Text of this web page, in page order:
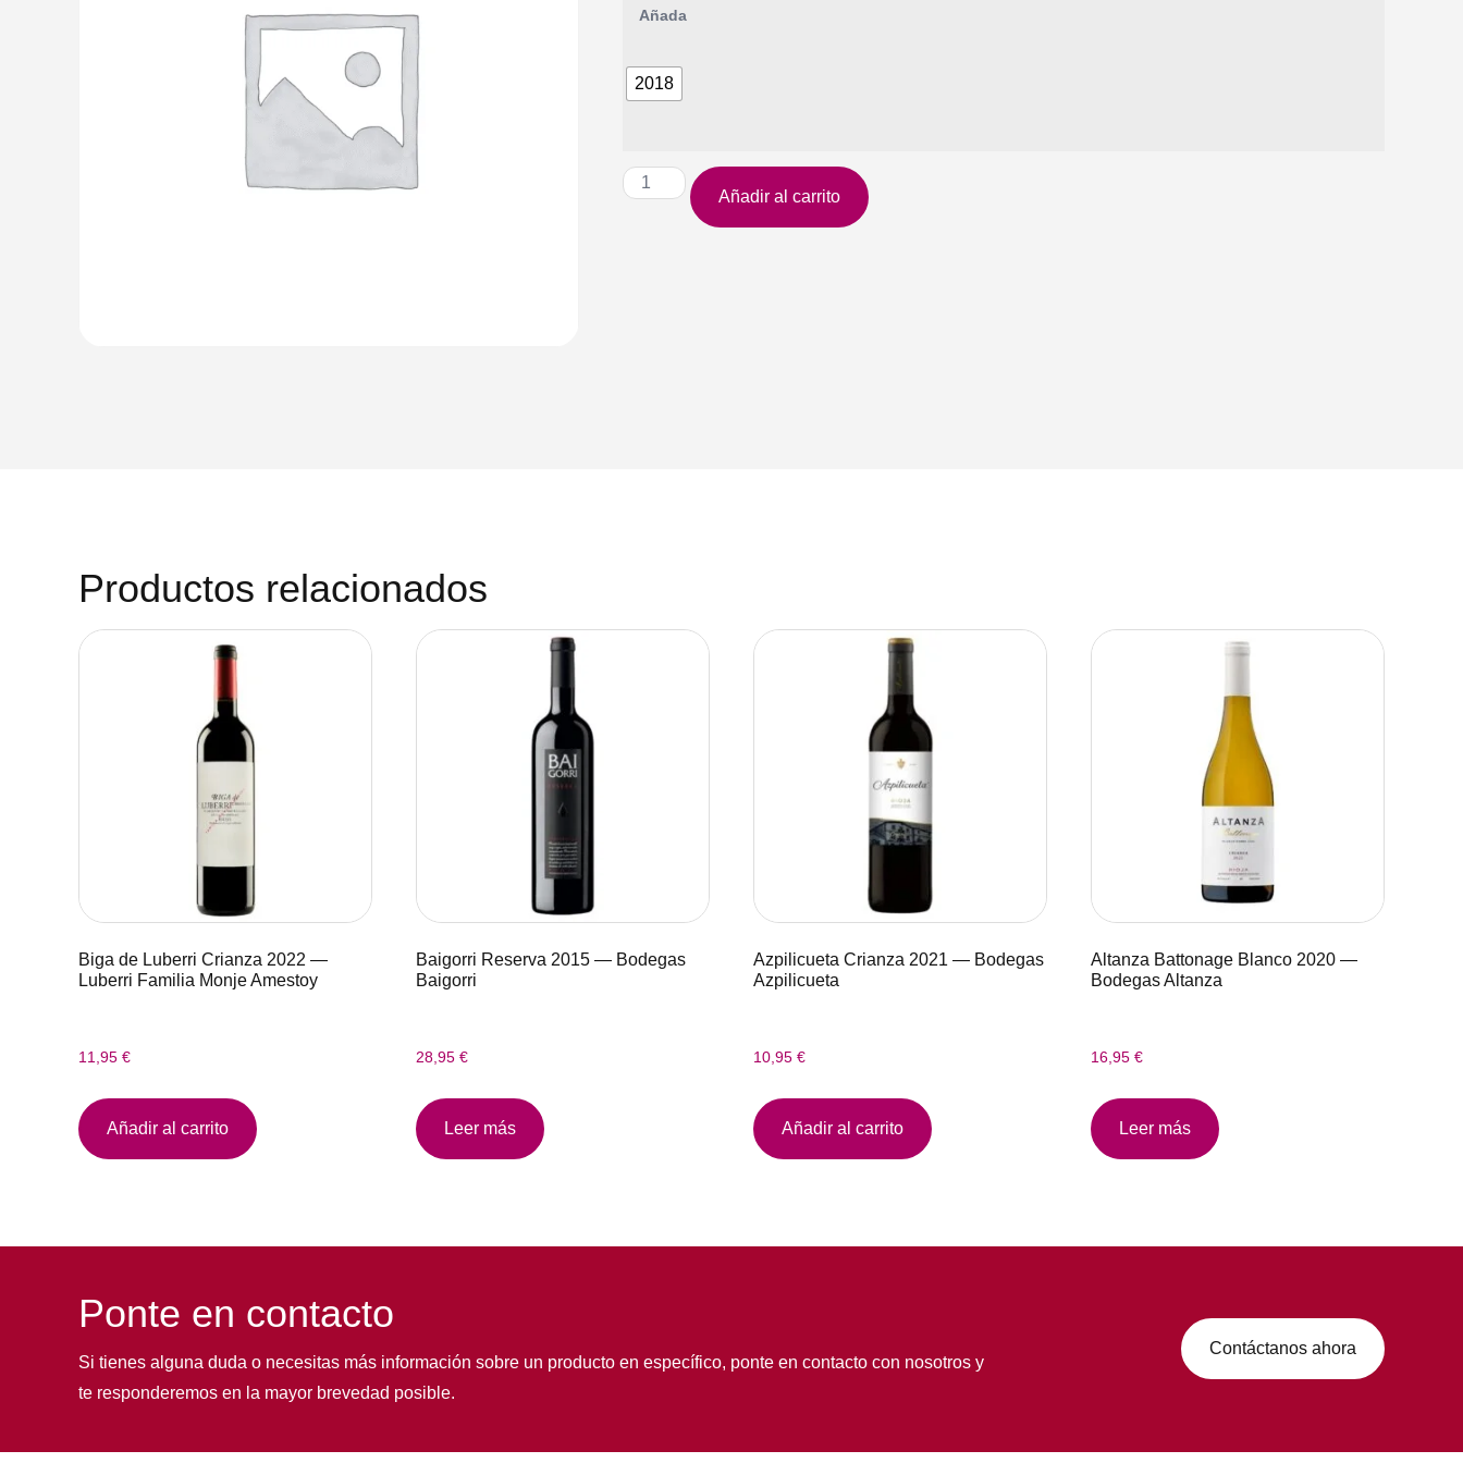
2018
Añadir al carrito
Productos relacionados
Biga de Luberri Crianza 2022 —
Luberri Familia Monje Amestoy
11,95 €
Añadir al carrito
Baigorri Reserva 2015 — Bodegas
Baigorri
28,95 €
Leer más
Azpilicueta Crianza 2021 — Bodegas
Azpilicueta
10,95 €
Añadir al carrito
Altanza Battonage Blanco 2020 —
Bodegas Altanza
16,95 €
Leer más
Ponte en contacto
Si tienes alguna duda o necesitas más información sobre un producto en específico, ponte en contacto con nosotros y
te responderemos en la mayor brevedad posible.
Contáctanos ahora